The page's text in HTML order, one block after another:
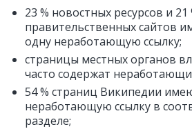
23 % новостных ресурсов и 21
правительственных сайтов
одну неработающую ссылку;
страницы местных органов
часто содержат
54 % страниц Википедии
неработающую ссылку в
разделе;